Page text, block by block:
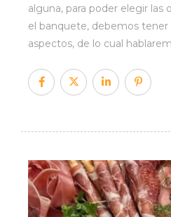
alguna, para poder elegir las
el banquete, debemos
aspectos, de lo cual